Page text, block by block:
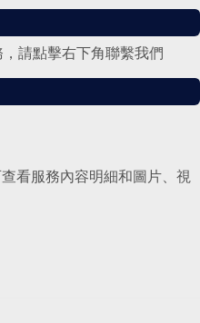
請點擊右下角聯繫我們
看服務內容明細和圖片、視